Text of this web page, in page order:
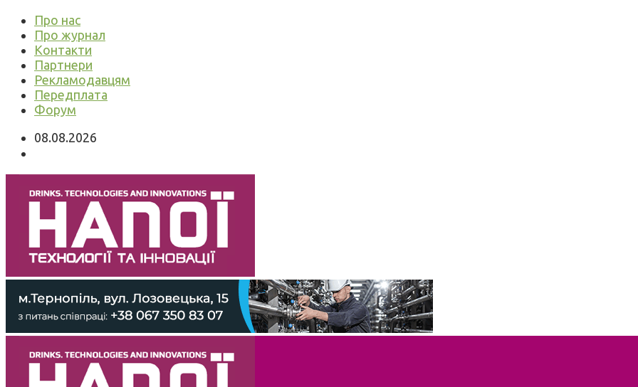
Про нас
Про журнал
Контакти
Партнери
Рекламодавцям
Передплата
Форум
08.08.2026